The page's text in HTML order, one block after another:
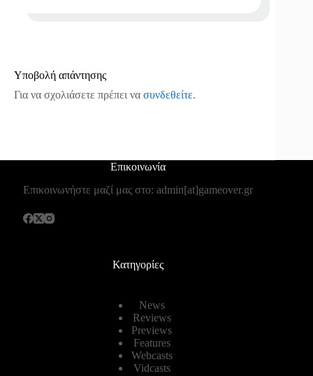
Υποβολή απάντησης
Για να σχολιάσετε πρέπει να συνδεθείτε.
Επικοινωνία
Επικοινωνήστε μαζί μας στο: admin[at]gameover.gr
Κατηγορίες
News
Reviews
Previews
Features
Webcasts
Vidcasts